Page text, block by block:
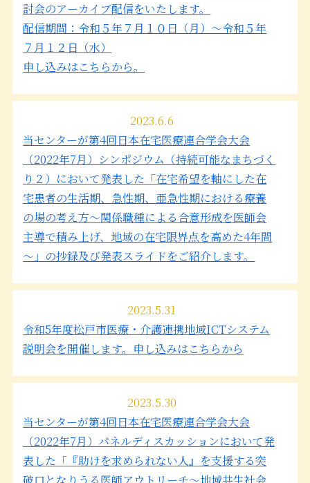
討会のアーカイブ配信をいたします。
配信期間：令和５年７月１０日（月）～令和５年
７月１２日（水）
申し込みはこちらから。
2023.6.6
当センターが第4回日本在宅医療連合学会大会
（2022年7月）シンポジウム（持続可能なまちづく
り２）において発表した「在宅希望を軸にした在
宅患者の生活期、急性期、亜急性期における療養
の場の考え方～関係職種による合意形成を医師会
主導で積み上げ、地域の在宅限界点を高めた4年間
～」の抄録及び発表スライドをご紹介します。
2023.5.31
令和5年度松戸市医療・介護連携地域ICTシステム
説明会を開催します。申し込みはこちらから
2023.5.30
当センターが第4回日本在宅医療連合学会大会
（2022年7月）パネルディスカッションにおいて発
表した「『助けを求められない人』を支援する突